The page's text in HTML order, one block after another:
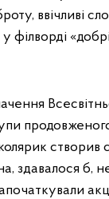
ввічливі
філворді
створив
здавалося б,